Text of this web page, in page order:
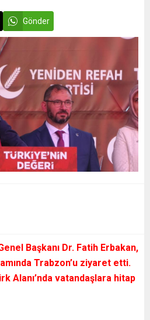
Gönder
Başkanı Dr. Fatih Erbakan,
Trabzon’u ziyaret etti.
Alanı’nda vatandaşlara hitap